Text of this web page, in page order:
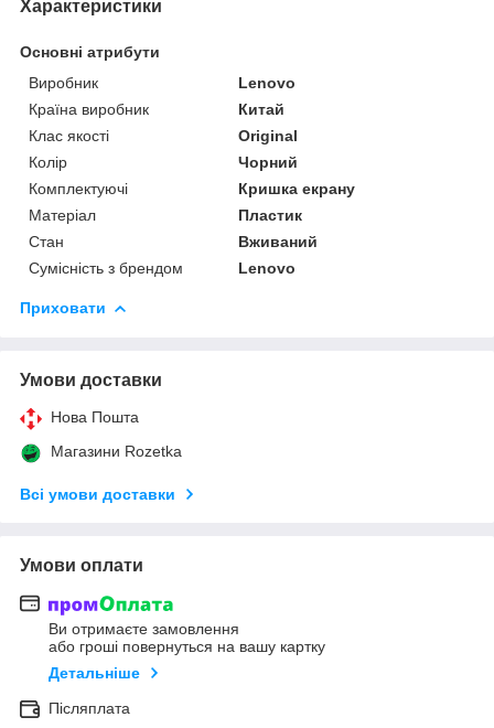
Характеристики
Основні атрибути
Виробник
Lenovo
Країна виробник
Китай
Клас якості
Original
Колір
Чорний
Комплектуючі
Кришка екрану
Матеріал
Пластик
Стан
Вживаний
Сумісність з брендом
Lenovo
Приховати
Умови доставки
Нова Пошта
Магазини Rozetka
Всі умови доставки
Умови оплати
Ви отримаєте замовлення
або гроші повернуться на вашу картку
Детальніше
Післяплата